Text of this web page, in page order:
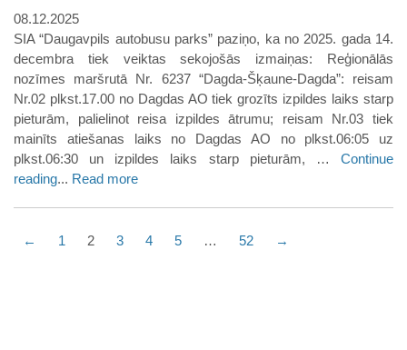
08.12.2025
SIA “Daugavpils autobusu parks” paziņo, ka no 2025. gada 14.
decembra tiek veiktas sekojošās izmaiņas: Reģionālās
nozīmes maršrutā Nr. 6237 “Dagda-Šķaune-Dagda”: reisam
Nr.02 plkst.17.00 no Dagdas AO tiek grozīts izpildes laiks starp
pieturām, palielinot reisa izpildes ātrumu; reisam Nr.03 tiek
mainīts atiešanas laiks no Dagdas AO no plkst.06:05 uz
plkst.06:30 un izpildes laiks starp pieturām, … Continue
reading... Read more
← 1 2 3 4 5 … 52 →